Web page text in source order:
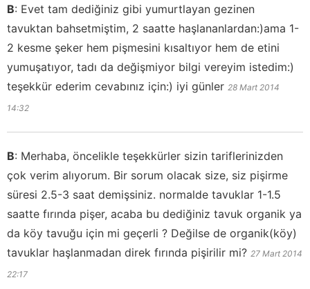
B: Evet tam dediğiniz gibi yumurtlayan gezinen
tavuktan bahsetmiştim, 2 saatte haşlananlardan:)ama 1-
2 kesme şeker hem pişmesini kısaltıyor hem de etini
yumuşatıyor, tadı da değişmiyor bilgi vereyim istedim:)
teşekkür ederim cevabınız için:) iyi günler 28 Mart 2014
14:32
B: Merhaba, öncelikle teşekkürler sizin tariflerinizden
çok verim alıyorum. Bir sorum olacak size, siz pişirme
süresi 2.5-3 saat demişsiniz. normalde tavuklar 1-1.5
saatte fırında pişer, acaba bu dediğiniz tavuk organik ya
da köy tavuğu için mi geçerli ? Değilse de organik(köy)
tavuklar haşlanmadan direk fırında pişirilir mi? 27 Mart 2014
22:17